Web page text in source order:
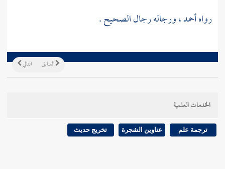
رواهأحمد، ورجاله رجال الصحيح .
التالي السابق
الخدمات العلمية
ترجمة علم عناوين الشجرة تخريج حديث